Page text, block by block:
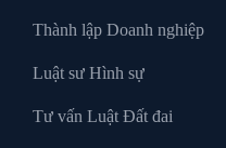
Thành lập Doanh nghiệp
Luật sư Hình sự
Tư vấn Luật Đất đai